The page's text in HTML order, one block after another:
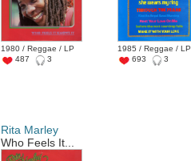
1980 / Reggae / LP
487
3
1985 / Reggae / LP
693
3
Rita Marley
Who Feels It...